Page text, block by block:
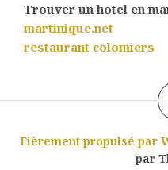
Trouver un hotel en
martinique.net
restaurant colomiers
Fièrement propulsé par
par